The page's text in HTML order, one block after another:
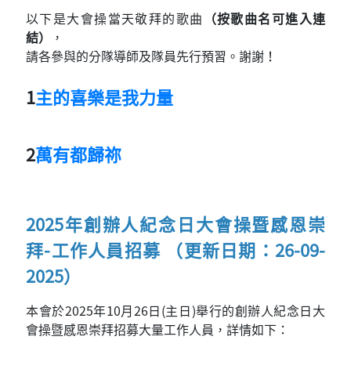
以下是大會操當天敬拜的歌曲 （按歌曲名可進入連
結）
，
請各參與的分隊導師及隊員先行預習。謝謝！
1主的喜樂是我力量
2萬有都歸祢
2025年創辦人紀念日大會操暨感恩崇
拜-工作人員招募 （更新日期：26-09-
2025）
本會於2025年10月26日(主日)舉行的創辦人紀念日大
會操暨感恩崇拜招募大量工作人員，詳情如下：